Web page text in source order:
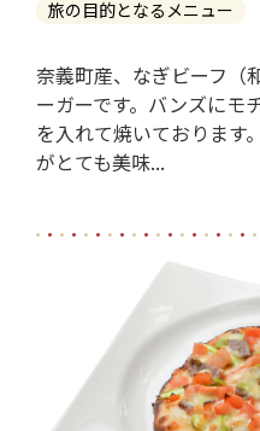
旅の目的となるメニュー
奈義町産、なぎビーフ（
ーガーです。バンズにモ
を入れて焼いております
がとても美味...